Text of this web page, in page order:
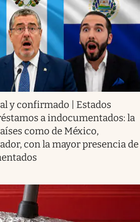
y confirmado | Estados
a indocumentados: la
como de México,
con la mayor presencia de